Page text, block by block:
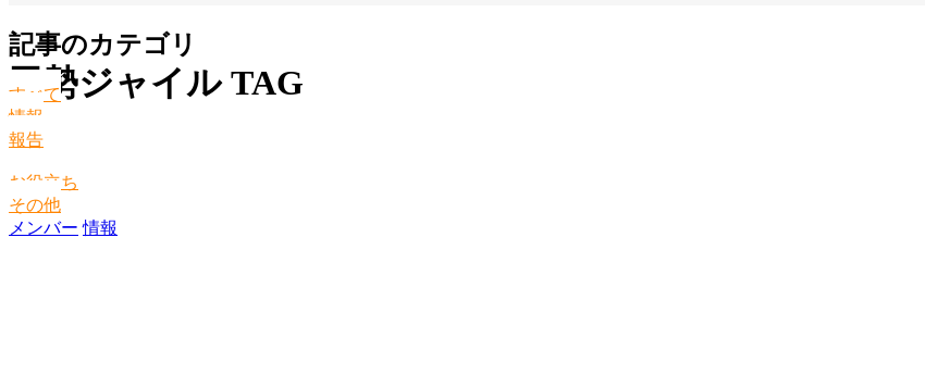
田勢ジャイル TAG
記事のカテゴリ
すべて
情報
報告
お役立ち
その他
メンバー 情報